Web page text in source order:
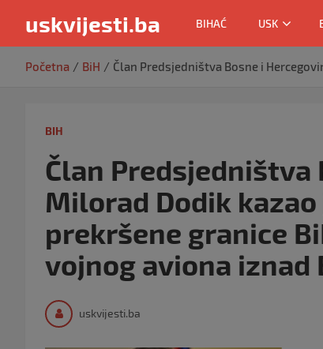
uskvijesti.ba BIHAĆ USK
Početna BiH Član Predsjedništva Bosne i
BIH
Član Predsjedništva
Milorad Dodik
prekršene granice
vojnog aviona iznad
uskvijesti.ba